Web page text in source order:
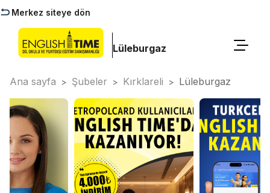
Merkez siteye dön
Lüleburgaz
Ana sayfa > Şubeler > Kırklareli > Lüleburgaz